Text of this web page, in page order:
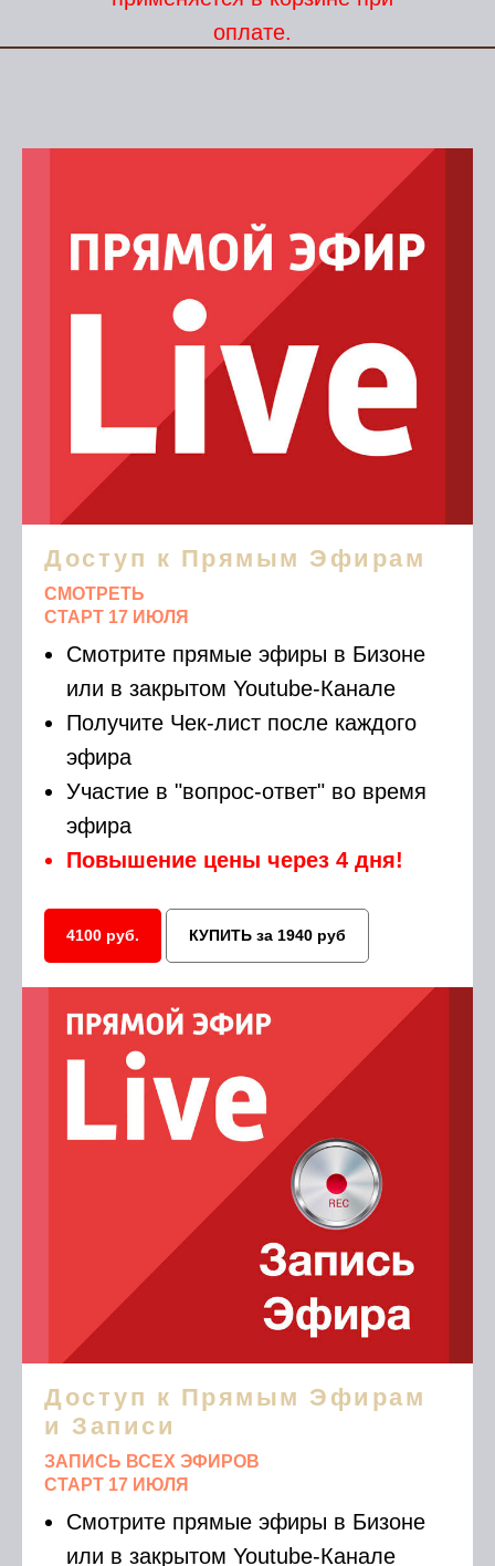
оплате.
Доступ к Прямым Эфирам
СМОТРЕТЬ
СТАРТ 17 ИЮЛЯ
Смотрите прямые эфиры в Бизоне
или в закрытом Youtube-Канале
Получите Чек-лист после каждого
эфира
Участие в "вопрос-ответ" во время
эфира
Повышение цены через 4 дня!
4100 руб. КУПИТЬ за 1940 руб
Доступ к Прямым Эфирам
и Записи
ЗАПИСЬ ВСЕХ ЭФИРОВ
СТАРТ 17 ИЮЛЯ
Смотрите прямые эфиры в Бизоне
или в закрытом Youtube-Канале